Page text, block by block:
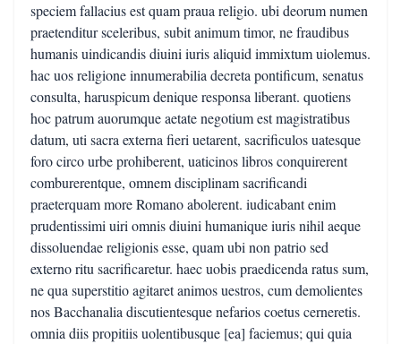
speciem fallacius est quam praua religio. ubi deorum numen
praetenditur sceleribus, subit animum timor, ne fraudibus
humanis uindicandis diuini iuris aliquid immixtum uiolemus.
hac uos religione innumerabilia decreta pontificum, senatus
consulta, haruspicum denique responsa liberant. quotiens
hoc patrum auorumque aetate negotium est magistratibus
datum, uti sacra externa fieri uetarent, sacrificulos uatesque
foro circo urbe prohiberent, uaticinos libros conquirerent
comburerentque, omnem disciplinam sacrificandi
praeterquam more Romano abolerent. iudicabant enim
prudentissimi uiri omnis diuini humanique iuris nihil aeque
dissoluendae religionis esse, quam ubi non patrio sed
externo ritu sacrificaretur. haec uobis praedicenda ratus sum,
ne qua superstitio agitaret animos uestros, cum demolientes
nos Bacchanalia discutientesque nefarios coetus cerneretis.
omnia diis propitiis uolentibusque [ea] faciemus; qui quia